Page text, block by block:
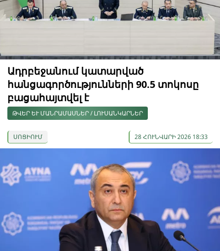
Ադրբեջանում կատարված
հանցագործությունների 90.5 տոկոսը
բացահայտվել է
ԹՎԵՐ ԵՒ ՄԱՆՐԱՄԱՍՆԵՐ / ԼՈՒՍԱՆԿԱՐՆԵՐ
ՍՈՑԻՈՒՄ 28 ՀՈՒՆՎԱՐԻ 2026 18:33